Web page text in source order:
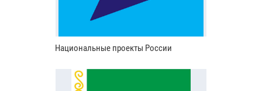
Национальные проекты России